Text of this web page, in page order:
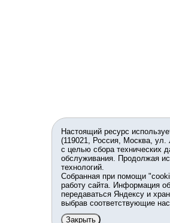
Настоящий ресурс
(119021, Россия, Москва,
с целью сбора технических
обслуживания. Продолжая
технологий.
Собранная при помощи
работу сайта. Информация
передаваться Яндексу и
выбрав соответствующие
Закрыть